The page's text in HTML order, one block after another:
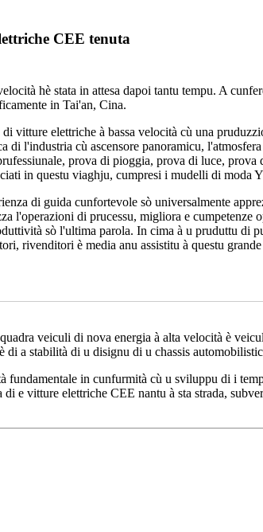
CEE tenuta
hè stata in attesa dapoi tantu tempu. A
in Tai'an, Cina.
vitture elettriche à bassa velocità cù una
l'industria cù ascensore panoramicu,
prova di pioggia, prova di luce,
in questu viaghju, cumpresi i mudelli di moda
di guida cunfortevole sò universalmente
l'operazioni di prucessu, migliora e
sò l'ultima parola. In cima à u pruduttu
rivenditori è media anu assistitu à questu
veiculi di nova energia à alta velocità è
di a stabilità di u disignu di u chassis
fundamentale in cunfurmità cù u sviluppu di i
e vitture elettriche CEE nantu à sta strada,